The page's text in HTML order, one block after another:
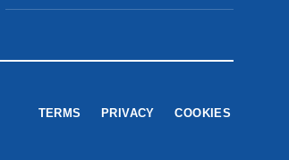
TERMS PRIVACY COOKIES